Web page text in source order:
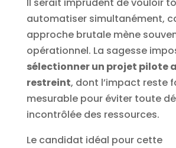
automatiser simultanément,
approche brutale mène
opérationnel. La sagesse
sélectionner un projet pilote
restreint, dont l’impact reste
mesurable pour éviter toute
incontrôlée des ressources.
Le candidat idéal pour cette